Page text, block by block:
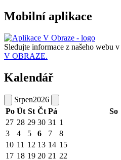
Mobilní aplikace
Sledujte informace z našeho webu v
V OBRAZE.
Kalendář
Srpen2026
Po Út St Čt Pá So
27 28 29 30 31 1
3
4 5 6 7 8
10 11 12 13 14 15
17 18 19 20 21 22